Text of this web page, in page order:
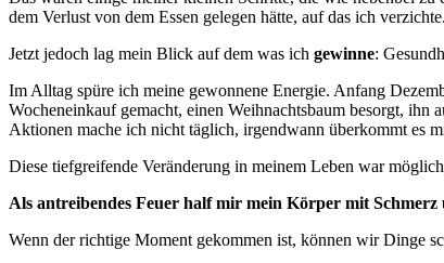
dem Verlust von dem Essen gelegen hätte, auf das ich verzichte.
Jetzt jedoch lag mein Blick auf dem was ich gewinne:
Im Alltag spüre ich meine gewonnene Energie. Anfang
Wocheneinkauf gemacht, einen Weihnachtsbaum besorgt,
Aktionen mache ich nicht täglich, irgendwann überkommt es
Diese tiefgreifende Veränderung in meinem Leben war
Als antreibendes Feuer half mir mein Körper mit
Wenn der richtige Moment gekommen ist, können wir Dinge